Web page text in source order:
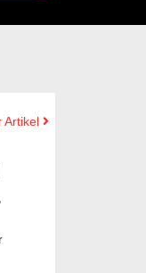
Artikel